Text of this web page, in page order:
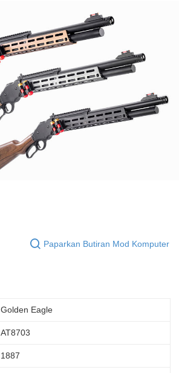
Paparkan Butiran Mod Komputer
Golden Eagle
AT8703
1887